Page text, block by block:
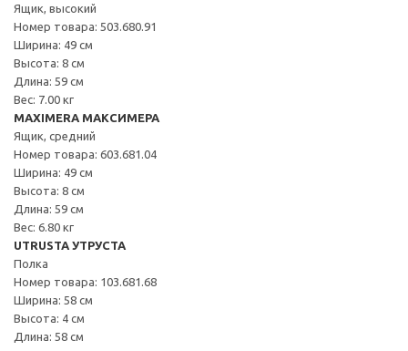
Ящик, высокий
Номер товара: 503.680.91
Ширина: 49 см
Высота: 8 см
Длина: 59 см
Вес: 7.00 кг
MAXIMERA МАКСИМЕРА
Ящик, средний
Номер товара: 603.681.04
Ширина: 49 см
Высота: 8 см
Длина: 59 см
Вес: 6.80 кг
UTRUSTA УТРУСТА
Полка
Номер товара: 103.681.68
Ширина: 58 см
Высота: 4 см
Длина: 58 см